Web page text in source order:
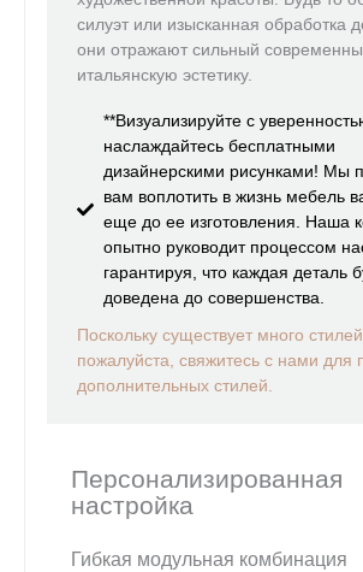
силуэт или изысканная обработка
они отражают сильный
итальянскую эстетику.
**Визуализируйте с
наслаждайтесь бесплатными
дизайнерскими рисунками! Мы
вам воплотить в жизнь мебель
еще до ее изготовления. Наша
опытно руководит процессом
гарантируя, что каждая деталь
доведена до совершенства.
Поскольку существует много стилей,
пожалуйста, свяжитесь с нами для
дополнительных стилей.
Персонализированная
настройка
Гибкая модульная комбинация